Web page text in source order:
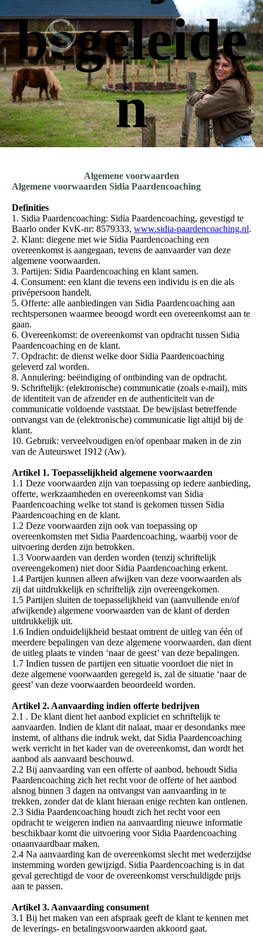
begeleide
n
Algemene voorwaarden
Algemene voorwaarden Sidia Paardencoaching
Definities
1. Sidia Paardencoaching: Sidia Paardencoaching, gevestigd te
Baarlo onder KvK-nr: 8579333, www.sidia-paardencoaching.nl.
2. Klant: diegene met wie Sidia Paardencoaching een
overeenkomst is aangegaan, tevens de aanvaarder van deze
algemene voorwaarden.
3. Partijen: Sidia Paardencoaching en klant samen.
4. Consument: een klant die tevens een individu is en die als
privépersoon handelt.
5. Offerte: alle aanbiedingen van Sidia Paardencoaching aan
rechtspersonen waarmee beoogd wordt een overeenkomst aan te
gaan.
6. Overeenkomst: de overeenkomst van opdracht tussen Sidia
Paardencoaching en de klant.
7. Opdracht: de dienst welke door Sidia Paardencoaching
geleverd zal worden.
8. Annulering: beëindiging of ontbinding van de opdracht.
9. Schriftelijk: (elektronische) communicatie (zoals e-mail), mits
de identiteit van de afzender en de authenticiteit van de
communicatie voldoende vaststaat. De bewijslast betreffende
ontvangst van de (elektronische) communicatie ligt altijd bij de
klant.
10. Gebruik: verveelvoudigen en/of openbaar maken in de zin
van de Auteurswet 1912 (Aw).
Artikel 1. Toepasselijkheid algemene voorwaarden
1.1 Deze voorwaarden zijn van toepassing op iedere aanbieding,
offerte, werkzaamheden en overeenkomst van Sidia
Paardencoaching welke tot stand is gekomen tussen Sidia
Paardencoaching en de klant.
1.2 Deze voorwaarden zijn ook van toepassing op
overeenkomsten met Sidia Paardencoaching, waarbij voor de
uitvoering derden zijn betrokken.
1.3 Voorwaarden van derden worden (tenzij schriftelijk
overeengekomen) niet door Sidia Paardencoaching erkent.
1.4 Partijen kunnen alleen afwijken van deze voorwaarden als
zij dat uitdrukkelijk en schriftelijk zijn overeengekomen.
1.5 Partijen sluiten de toepasselijkheid van (aanvullende en/of
afwijkende) algemene voorwaarden van de klant of derden
uitdrukkelijk uit.
1.6 Indien onduidelijkheid bestaat omtrent de uitleg van één of
meerdere bepalingen van deze algemene voorwaarden, dan dient
de uitleg plaats te vinden ‘naar de geest’ van deze bepalingen.
1.7 Indien tussen de partijen een situatie voordoet die niet in
deze algemene voorwaarden geregeld is, zal de situatie ‘naar de
geest’ van deze voorwaarden beoordeeld worden.
Artikel 2. Aanvaarding indien offerte bedrijven
2.1 . De klant dient het aanbod expliciet en schriftelijk te
aanvaarden. Indien de klant dit nalaat, maar er desondanks mee
instemt, of althans die indruk wekt, dat Sidia Paardencoaching
werk verricht in het kader van de overeenkomst, dan wordt het
aanbod als aanvaard beschouwd.
2.2 Bij aanvaarding van een offerte of aanbod, behoudt Sidia
Paardencoaching zich het recht voor de offerte of het aanbod
alsnog binnen 3 dagen na ontvangst van aanvaarding in te
trekken, zonder dat de klant hieraan enige rechten kan ontlenen.
2.3 Sidia Paardencoaching houdt zich het recht voor een
opdracht te weigeren indien na aanvaarding nieuwe informatie
beschikbaar komt die uitvoering voor Sidia Paardencoaching
onaanvaardbaar maken.
2.4 Na aanvaarding kan de overeenkomst slecht met wederzijdse
instemming worden gewijzigd. Sidia Paardencoaching is in dat
geval gerechtigd de voor de overeenkomst verschuldigde prijs
aan te passen.
Artikel 3. Aanvaarding consument
3.1 Bij het maken van een afspraak geeft de klant te kennen met
de leverings- en betalingsvoorwaarden akkoord gaat.